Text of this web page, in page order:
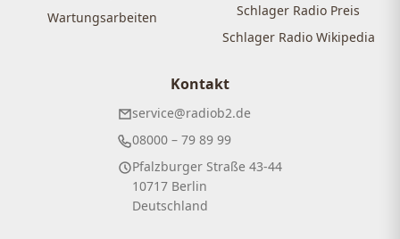
Wartungsarbeiten
Schlager Radio Preis
Schlager Radio Wikipedia
Kontakt
service@radiob2.de
08000 – 79 89 99
Pfalzburger Straße 43-44
10717 Berlin
Deutschland